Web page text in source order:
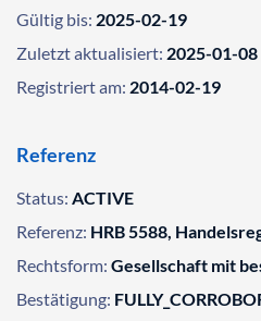
Gültig bis: 2025-02-19
Zuletzt aktualisiert: 2025-01-08
Registriert am: 2014-02-19
Referenz
Status: ACTIVE
Referenz: HRB 5588,
Rechtsform: Gesellschaft mit
Bestätigung: